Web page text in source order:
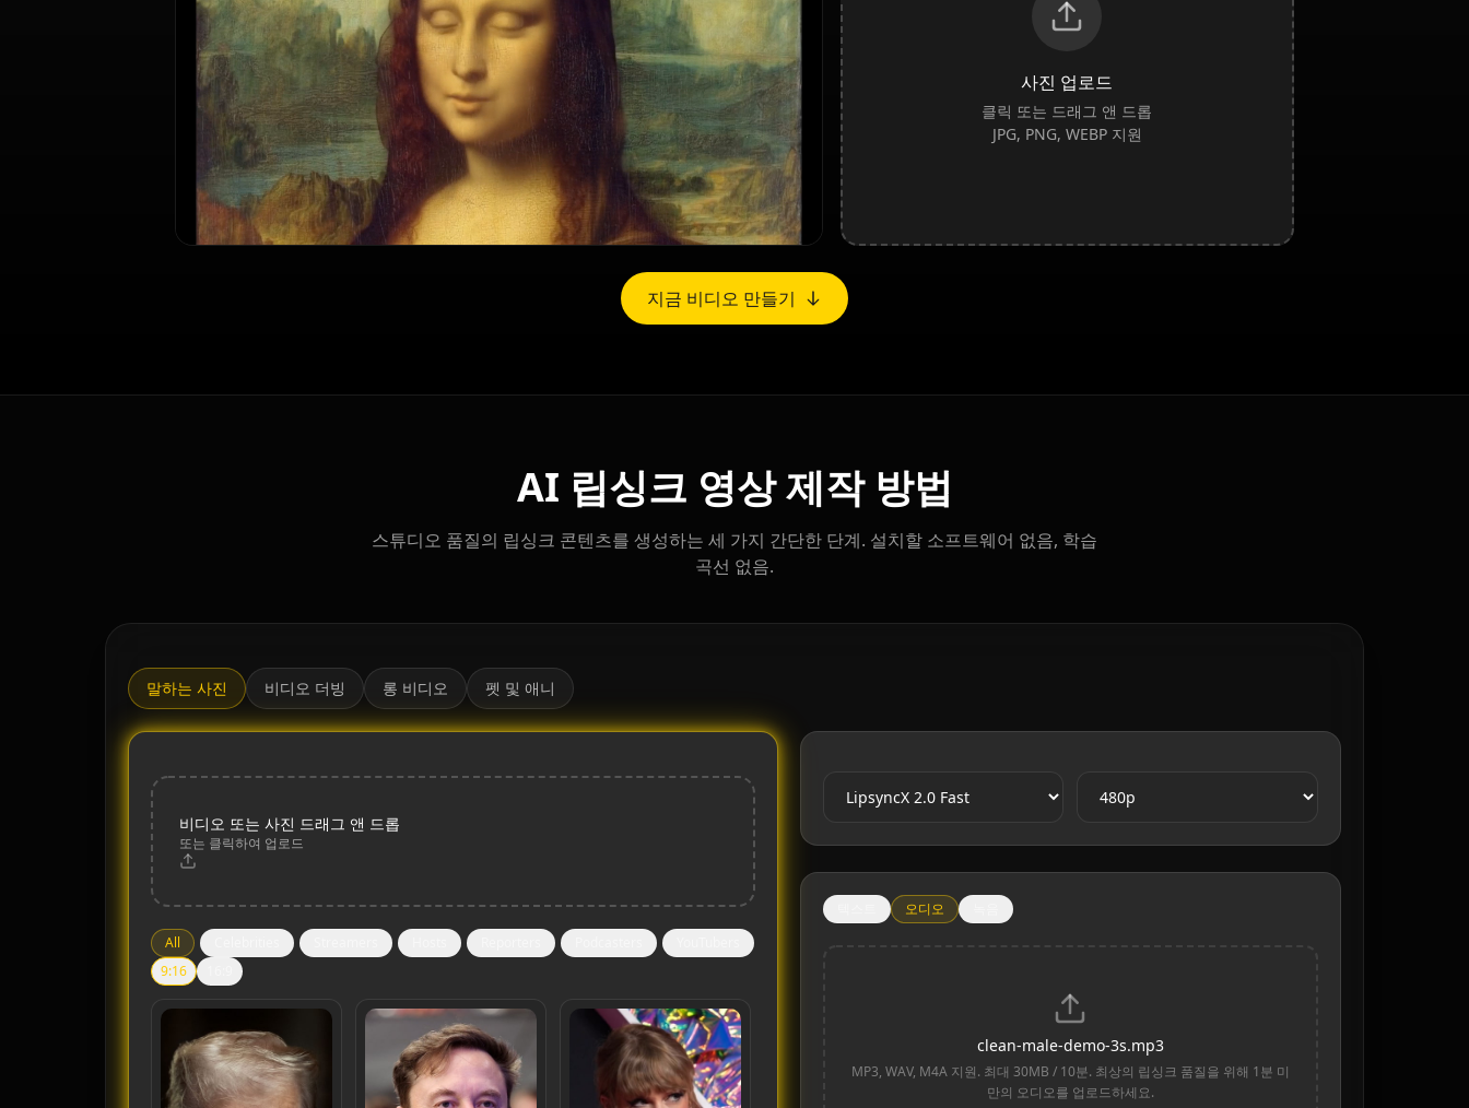
사진 업로드
클릭 또는 드래그 앤 드롭
JPG, PNG, WEBP 지원
지금 비디오 만들기
AI 립싱크 영상 제작 방법
스튜디오 품질의 립싱크 콘텐츠를 생성하는 세 가지 간단한 단계. 설치할 소프트웨어 없음, 학습
곡선 없음.
말하는 사진 비디오 더빙 롱 비디오 펫 및 애니
비디오 또는 사진 드래그 앤 드롭
또는 클릭하여 업로드
All
9:16
오디오
clean-male-demo-3s.mp3
MP3, WAV, M4A 지원. 최대 30MB / 10분. 최상의 립싱크 품질을 위해 1분 미
만의 오디오를 업로드하세요.